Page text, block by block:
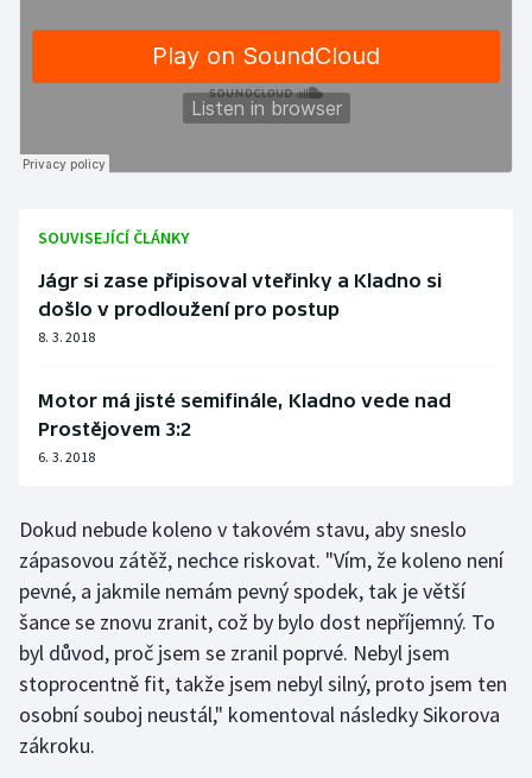
SOUVISEJÍCÍ ČLÁNKY
Jágr si zase připisoval vteřinky a Kladno si
došlo v prodloužení pro postup
8. 3. 2018
Motor má jisté semifinále, Kladno vede nad
Prostějovem 3:2
6. 3. 2018
Dokud nebude koleno v takovém stavu, aby sneslo
zápasovou zátěž, nechce riskovat. "Vím, že koleno není
pevné, a jakmile nemám pevný spodek, tak je větší
šance se znovu zranit, což by bylo dost nepříjemný. To
byl důvod, proč jsem se zranil poprvé. Nebyl jsem
stoprocentně fit, takže jsem nebyl silný, proto jsem ten
osobní souboj neustál," komentoval následky Sikorova
zákroku.